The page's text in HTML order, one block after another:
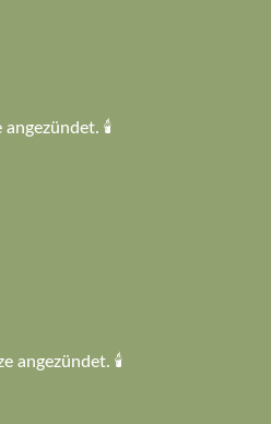
angezündet. 🕯️
angezündet. 🕯️